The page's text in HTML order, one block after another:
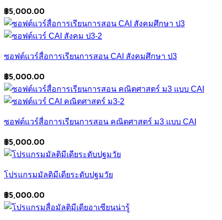
฿5,000.00
ซอฟต์แวร์สื่อการเรียนการสอน CAI สังคมศึกษา ป3
฿5,000.00
ซอฟต์แวร์สื่อการเรียนการสอน คณิตศาสตร์ ม3 แบบ CAI
฿5,000.00
โปรแกรมมัลติมีเดียระดับปฐมวัย
฿5,000.00